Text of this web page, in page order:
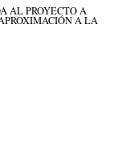
AL PROYECTO A
A LA